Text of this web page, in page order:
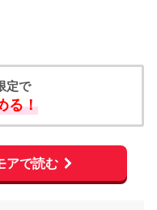
定で
る！
アで読む